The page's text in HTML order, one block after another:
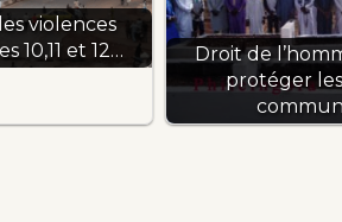
violences
10,11 et 12…
Droit de
protéger